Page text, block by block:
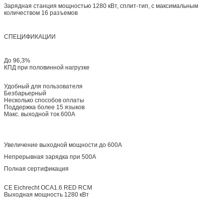
Зарядная станция мощностью 1280 кВт, сплит-тип, с максимальным
количеством 16 разъемов
СПЕЦИФИКАЦИИ
До 96,3%
КПД при половинной нагрузке
Удобный для пользователя
Безбарьерный
Несколько способов оплаты
Поддержка более 15 языков
Макс. выходной ток 600А
Увеличение выходной мощности до 600А
Непрерывная зарядка при 500А
Полная сертификация
CE Eichrecht OCA1.6 RED RCM
Выходная мощность 1280 кВт